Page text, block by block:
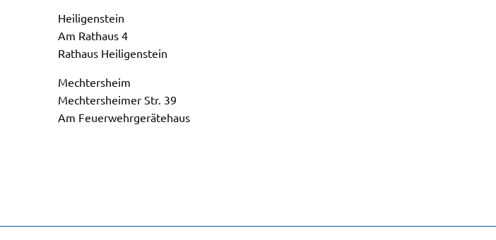
Heiligenstein
Am Rathaus 4
Rathaus Heiligenstein
Mechtersheim
Mechtersheimer Str. 39
Am Feuerwehrgerätehaus